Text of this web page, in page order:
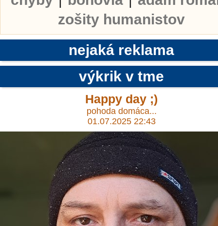
zošity humanistov
nejaká reklama
výkrik v tme
Happy day ;)
pohoda domáca...
01.07.2025 22:43